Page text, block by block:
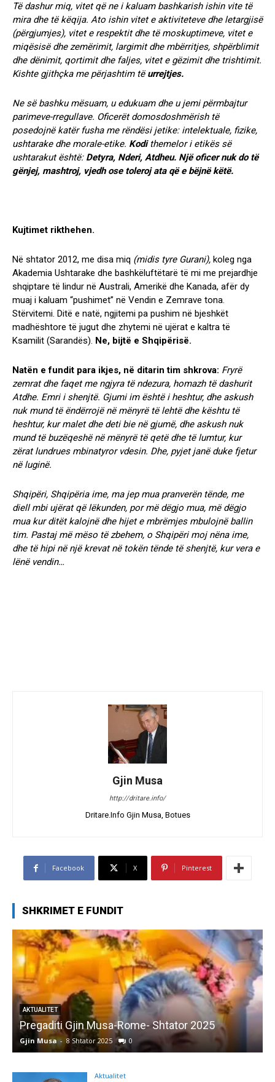
Të dashur miq, vitet që ne i kaluam bashkarish ishin vite të
mira dhe të këqija. Ato ishin vitet e aktiviteteve dhe letargjisë
(përgjumjes), vitet e respektit dhe të moskuptimeve, vitet e
miqësisë dhe zemërimit, largimit dhe mbërritjes, shpërblimit
dhe dënimit, qortimit dhe faljes, vitet e gëzimit dhe trishtimit.
Kishte gjithçka me përjashtim të urrejtjes.
Ne së bashku mësuam, u edukuam dhe u jemi përmbajtur
parimeve-rregullave. Oficerët domosdoshmërish të
posedojnë katër fusha me rëndësi jetike: intelektuale, fizike,
ushtarake dhe morale-etike. Kodithemelor i etikës së
ushtarakut është: Detyra, Nderi, Atdheu. Një oficer nuk do të
gënjej, mashtroj, vjedh ose toleroj ata që e bëjnë këtë.
Kujtimet rikthehen.
Në shtator 2012, me disa miq (midis tyre Gurani), koleg nga
Akademia Ushtarake dhe bashkëluftëtarë të mi me prejardhje
shqiptare të lindur në Australi, Amerikë dhe Kanada, afër dy
muaj i kaluam “pushimet” në Vendin e Zemrave tona.
Stërvitemi. Ditë e natë, ngjitemi pa pushim në bjeshkët
madhështore të jugut dhe zhytemi në ujërat e kaltra të
Ksamilit (Sarandës). Ne, bijtë e Shqipërisë.
Natën e fundit para ikjes, në ditarin tim shkrova: Fryrë
zemrat dhe faqet me ngjyra të ndezura, homazh të dashurit
Atdhe. Emri i shenjtë. Gjumi im është i heshtur, dhe askush
nuk mund të ëndërrojë në mënyrë të lehtë dhe kështu të
heshtur, kur malet dhe deti bie në gjumë, dhe askush nuk
mund të buzëqeshë në mënyrë të qetë dhe të lumtur, kur
zërat lundrues mbinatyror vdesin. Dhe, pyjet janë duke fjetur
në luginë.
Shqipëri, Shqipëria ime, ma jep mua pranverën tënde, me
diell mbi ujërat që lëkunden, por më dëgjo mua, më dëgjo
mua kur ditët kalojnë dhe hijet e mbrëmjes mbulojnë ballin
tim. Pastaj më mëso të zbehem, o Shqipëri moj nëna ime,
dhe të hipi në një krevat në tokën tënde të shenjtë, kur vera e
lënë vendin…
Gjin Musa
http://dritare.info/
Dritare.Info Gjin Musa, Botues
Facebook X Pinterest
SHKRIMET E FUNDIT
AKTUALITET
Pregaditi Gjin Musa-Rome- Shtator 2025
Gjin Musa - 8 Shtator 2025 0
Aktualitet